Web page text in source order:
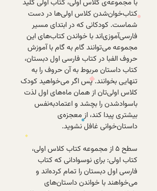
با مجموعه‌ی کلاس اولی، کتاب اولی کلید
کتاب‌خوان‌شدن کلاس اولی‌ها در دست
شماست. کودکانی که در ابتدای مسیر
فارسی‌آموزی‌اند با خواندن کتاب‌های این
مجموعه می‌توانند گام به گام با آموزش
حروف الفبا در کتاب فارسی اول دبستان،
کتاب داستان مربوط به آن حروف را به
تنهایی بخوانند. پس اگر می‌خواهید کودک
کلاس اولی‌تان از همان ماه‌های اول لذت
باسوادشدن را بچشد و اعتمادبه‌نفس
بیشتری پیدا کند، از معجزه‌ی
داستان‌خوانی غافل نشوید.
سطح ۵ از مجموعه کتاب کلاس اولی،
کتاب اولی: برای نوسوادانی که کتاب
فارسی اول دبستان را تمام کرده‌اند و
می‌خواهند با خواندن داستان‌های